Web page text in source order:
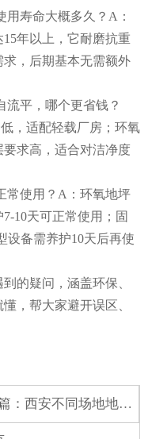
寿命大概多久？A：
年以上，它耐磨抗重
，后期基本无需额外
流平，哪个更省钱？
，适配轻载厂房；环氧
求高，适合对洁净度
常使用？A：环氧地坪
10天可正常使用；固
设备需养护10天后再使
的疑问，涵盖环保、
，帮大家避开误区、
： 西安不同场地地坪怎么搭配更合适，普通人实用分享